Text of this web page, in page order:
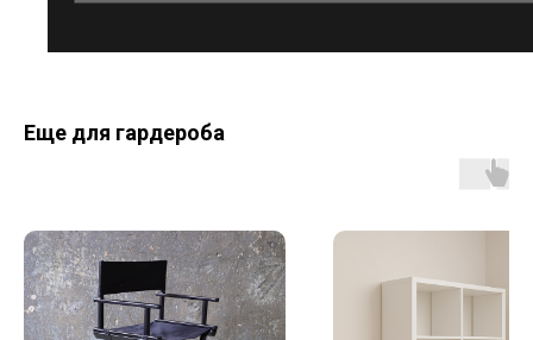
Еще для гардероба